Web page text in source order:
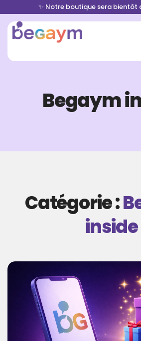
✨ Notre boutique sera bientôt
Begaym
Catégorie :
inside